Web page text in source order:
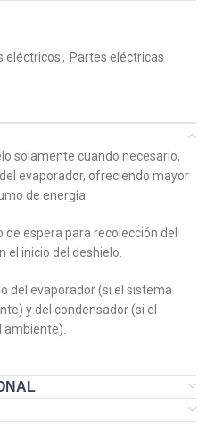
eléctricos, Partes eléctricas
solamente cuando necesario,
evaporador, ofreciendo mayor
de energía.
espera para recolección del
inicio del deshielo.
del evaporador (si el sistema
y del condensador (si el